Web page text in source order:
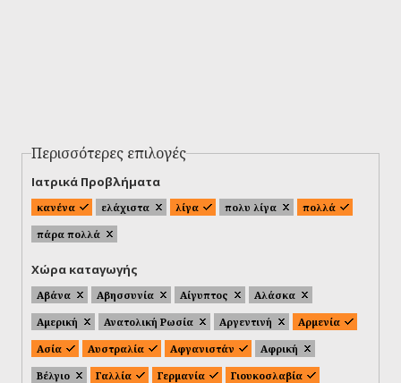
Περισσότερες επιλογές
Ιατρικά Προβλήματα
κανένα ελάχιστα λίγα πολυ λίγα
πολλά
πάρα πολλά
Χώρα καταγωγής
Αβάνα Αβησσυνία Αίγυπτος
Αλάσκα
Αμερική
Ανατολική Ρωσία Αργεντινή
Αρμενία
Ασία
Αυστραλία Αφγανιστάν
Αφρική
Βέλγιο
Γαλλία Γερμανία
Γιουκοσλαβία